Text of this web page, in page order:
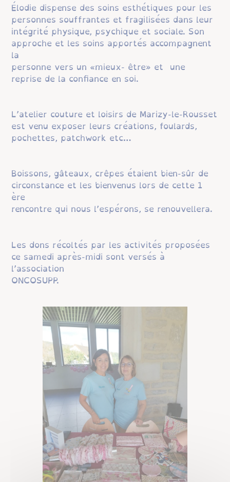
Élodie dispense des soins esthétiques pour les
personnes souffrantes et fragilisées dans leur
intégrité physique, psychique et sociale. Son
approche et les soins apportés accompagnent
la
personne vers un «mieux- être» et une
reprise de la confiance en soi.
L’atelier couture et loisirs de Marizy-le-Rousset
est venu exposer leurs créations, foulards,
pochettes, patchwork etc…
Boissons, gâteaux, crêpes étaient bien-sûr de
circonstance et les bienvenus lors de cette 1
ère
rencontre qui nous l’espérons, se renouvellera.
Les dons récoltés par les activités proposées
ce samedi après-midi sont versés à
l’association
ONCOSUPP.